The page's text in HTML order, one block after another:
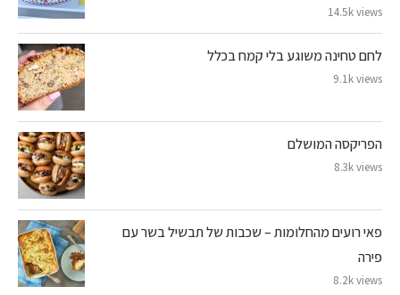
14.5k views
לחם טחינה משוגע בלי קמח בכלל
9.1k views
הפריקסה המושלם
8.3k views
פאי רועים מהחלומות – שכבות של תבשיל בשר עם
פירה
8.2k views